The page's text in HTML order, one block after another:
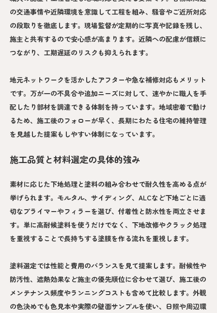
の交通事情や近隣環境を意識して工程を組み、騒音やご近所対応
の段取りを徹底します。現場監督が定期的に写真や記録を残し、
施主と共有するので安心感が高まります。近隣への配慮が信頼に
つながり、工期遅延のリスクも抑えられます。
地元ネットワークを活かしたアフターや急な補修対応もメリット
です。万が一の不具合や追加ニーズに対して、速やかに職人を手
配したり部材を調達できる体制を持っています。地域密着で動け
るため、施工後のフォローが早く、長期にわたる住宅の維持管理
を見越した提案もしやすい体制になっています。
施工品質と材料選定の具体的強み
素材に応じた下地処理と塗料の組み合わせで耐久性を高める点が
挙げられます。モルタル、サイディング、ALCなど下地ごとに適
切なプライマーやフィラーを選び、付着性と防水性を両立させま
す。単に高耐候塗料を使うだけでなく、下地改修やクラック処理
を重視することで長持ちする塗膜を作る流れを重視します。
塗料選定では性能と費用のバランスを見て提案します。耐候性や
防汚性、遮熱効果など施主の優先順位に合わせて選び、施工後の
メンテナンス頻度やランニングコストも含めて比較します。外観
の色決めでも色見本や実際の壁面サンプルを使い、日照や周辺環